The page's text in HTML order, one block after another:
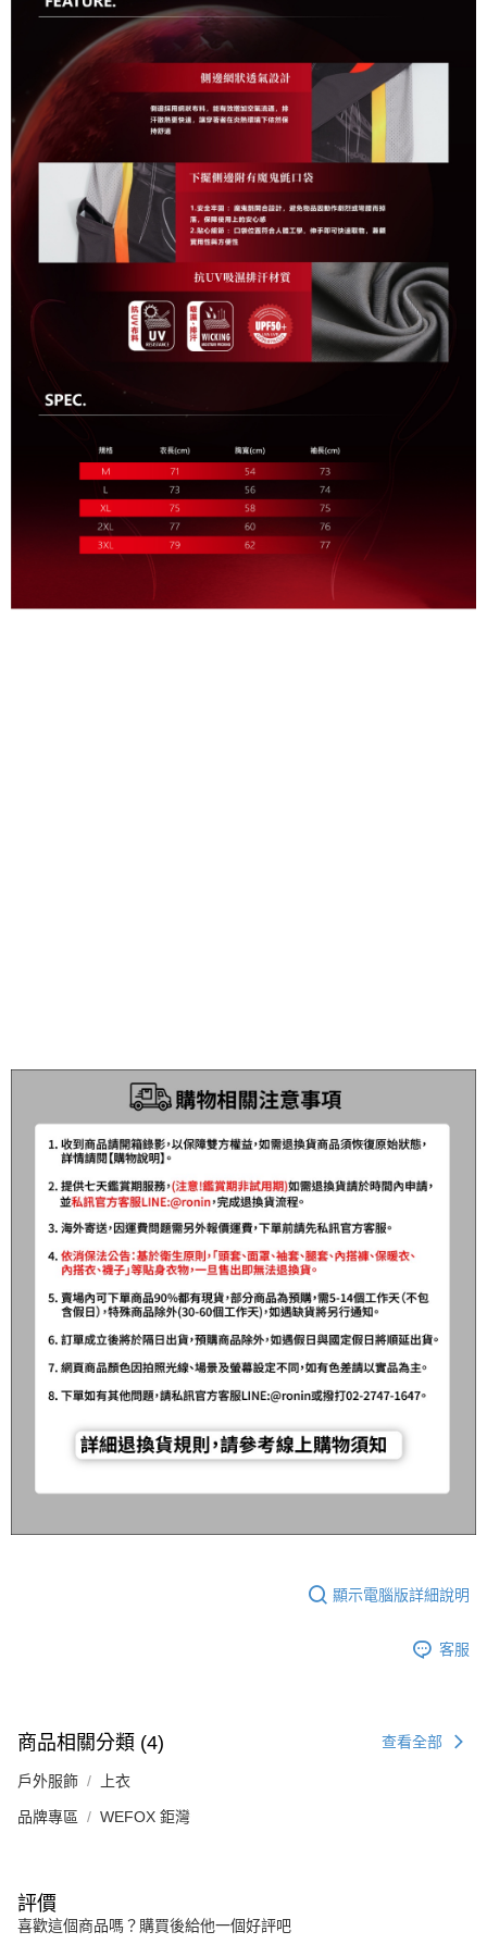
任。
４．使用「AFTEE先享後付」時，將依據個別帳號之用戶狀況，依本公司即
時審查核予不同之上限額度；若仍有額度不足之情形，本公司將視審查結果
請求用戶進行身份認證。
５．嚴禁一人註冊多個帳號或使用他人資訊註冊。若發現惡意使用之情形，
恩沛科技股份有限公司將有權停止該用戶之使用額度並採取法律行動。
貨到付款（門市自取請勿下單，請聯繫客服）
每筆NT$200，滿NT$3,000(含以上)免運費
國家/地區配送(**下單前請私訊客服確認實際運費(運費另
計)，訂單才得以成立**)
顯示電腦版詳細說明
客服
商品相關分類 (4) 查看全部
戶外服飾 上衣
品牌專區 WEFOX 鉅灣
評價
喜歡這個商品嗎？購買後給他一個好評吧